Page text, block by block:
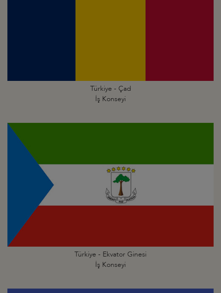
Türkiye - Çad
İş Konseyi
Türkiye - Ekvator Ginesi
İş Konseyi